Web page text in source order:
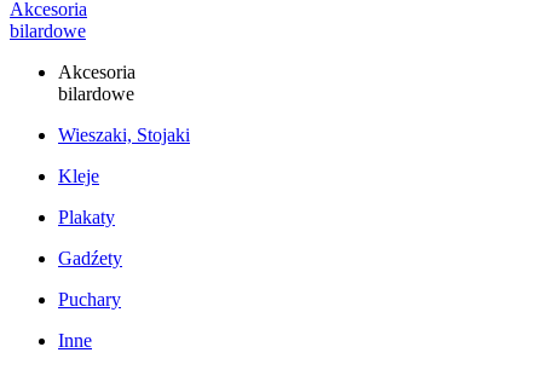
Akcesoria
bilardowe
Akcesoria
bilardowe
Wieszaki, Stojaki
Kleje
Plakaty
Gadźety
Puchary
Inne